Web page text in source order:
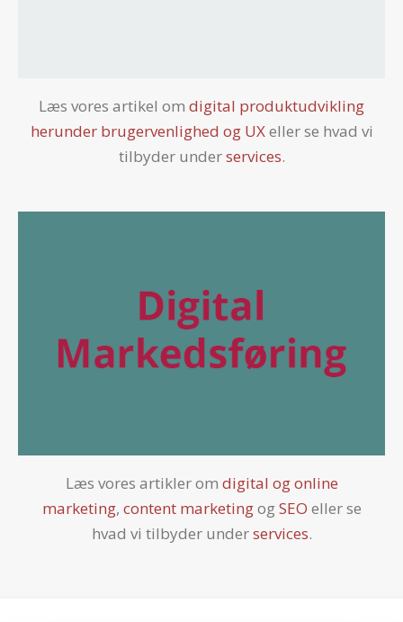
Læs vores artikel om digital produktudvikling
herunder brugervenlighed og UXeller se hvad vi
tilbyder underservices.
Læs vores artikler om digital og online
marketing, content marketingogSEO eller se
hvad vi tilbyder underservices.